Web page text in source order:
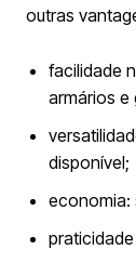
outras
facilidade
armários e
disponível;
economia: